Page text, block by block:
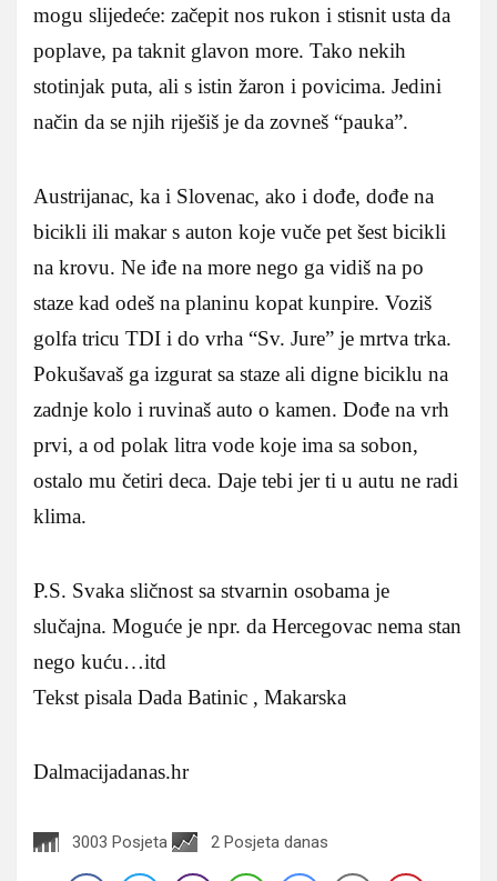
mogu slijedeće: začepit nos rukon i stisnit usta da
poplave, pa taknit glavon more. Tako nekih
stotinjak puta, ali s istin žaron i povicima. Jedini
način da se njih riješiš je da zovneš “pauka”.
Austrijanac, ka i Slovenac, ako i dođe, dođe na
bicikli ili makar s auton koje vuče pet šest bicikli
na krovu. Ne iđe na more nego ga vidiš na po
staze kad odeš na planinu kopat kunpire. Voziš
golfa tricu TDI i do vrha “Sv. Jure” je mrtva trka.
Pokušavaš ga izgurat sa staze ali digne biciklu na
zadnje kolo i ruvinaš auto o kamen. Dođe na vrh
prvi, a od polak litra vode koje ima sa sobon,
ostalo mu četiri deca. Daje tebi jer ti u autu ne radi
klima.
P.S. Svaka sličnost sa stvarnin osobama je
slučajna. Moguće je npr. da Hercegovac nema stan
nego kuću…itd
Tekst pisala Dada Batinic , Makarska
Dalmacijadanas.hr
3003 Posjeta 2 Posjeta danas